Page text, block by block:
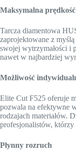
Maksymalna prędkość
Tarcza diamentowa
zaprojektowane z
swojej wytrzymałości i
nawet w najbardziej
Możliwość
Elite Cut F525 oferuje
pozwala na efektywne
rodzajach materiałów.
profesjonalistów, którzy
Płynny rozruch